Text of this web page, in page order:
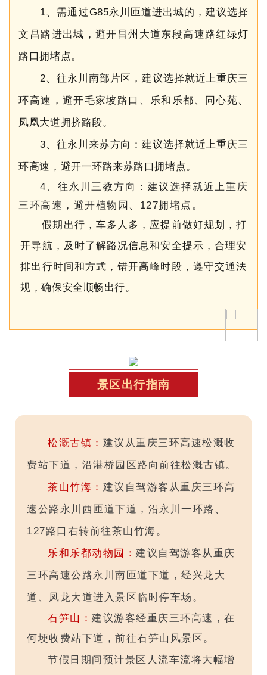
1、需通过G85永川匝道进出城的，建议选择
文昌路进出城，避开昌州大道东段高速路红绿灯
路口拥堵点。
2、往永川南部片区，建议选择就近上重庆三
环高速，避开毛家坡路口、乐和乐都、同心苑、
凤凰大道拥挤路段。
3、往永川来苏方向：建议选择就近上重庆三
环高速，避开一环路来苏路口拥堵点。
4、往永川三教方向：建议选择就近上重庆
三环高速，避开植物园、127拥堵点。
假期出行，车多人多，应提前做好规划，打
开导航，及时了解路况信息和安全提示，合理安
排出行时间和方式，错开高峰时段，遵守交通法
规，确保安全顺畅出行。
景区出行指南
松溉古镇： 建议从重庆三环高速松溉收
费站下道，沿港桥园区路向前往松溉古镇。
茶山竹海： 建议自驾游客从重庆三环高
速公路永川西匝道下道，沿永川一环路、
127路口右转前往茶山竹海。
乐和乐都动物园：建议自驾游客从重庆
三环高速公路永川南匝道下道，经兴龙大
道、凤龙大道进入景区临时停车场。
石笋山：建议游客经重庆三环高速，在
何埂收费站下道，前往石笋山风景区。
节假日期间预计景区人流车流将大幅增